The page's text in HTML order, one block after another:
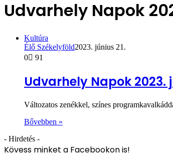
Udvarhely Napok
Kultúra
Élő Székelyföld2023. június 21.
0
91
Udvarhely Napok 2023.
Változatos zenékkel, színes
Bővebben »
- Hirdetés -
Kövess minket a Facebookon is!